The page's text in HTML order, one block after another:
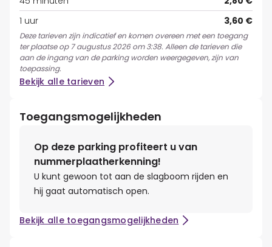
1 uur
3,60 €
Deze tarieven zijn indicatief en komen overeen met een toegang
ter plaatse op 7 augustus 2026 om 3:38. Alleen de tarieven die
aan de ingang van de parking worden weergegeven, zijn van
toepassing.
Bekijk alle tarieven
Toegangsmogelijkheden
Op deze parking profiteert u van
nummerplaatherkenning!
U kunt gewoon tot aan de slagboom rijden en
hij gaat automatisch open.
Bekijk alle toegangsmogelijkheden